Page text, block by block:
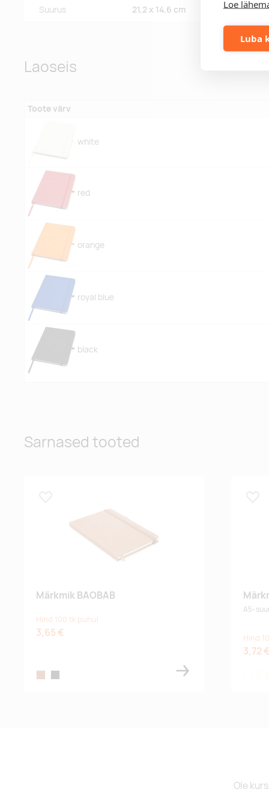
Loe
Luba
Suurus 21,2 x 14,6 cm
Laoseis
Toote värv
white
red
orange
royal blue
black
Sarnased tooted
Märkmik BAOBAB
Hind 100 tk puhul
3,65 €
A5-
Hind
3,72 €
Ole